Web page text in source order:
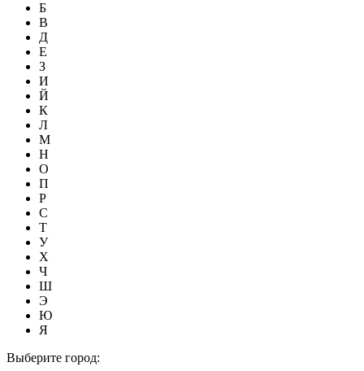
Б
В
Д
Е
З
И
Й
К
Л
М
Н
О
П
Р
С
Т
У
Х
Ч
Ш
Э
Ю
Я
Выберите город: